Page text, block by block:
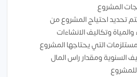
المشروع
تحديد احتياج المشروع من
والمياة وتكاليف الانشاءات
التي يحتاجها المشروع
السنوية ومقدار راس المال